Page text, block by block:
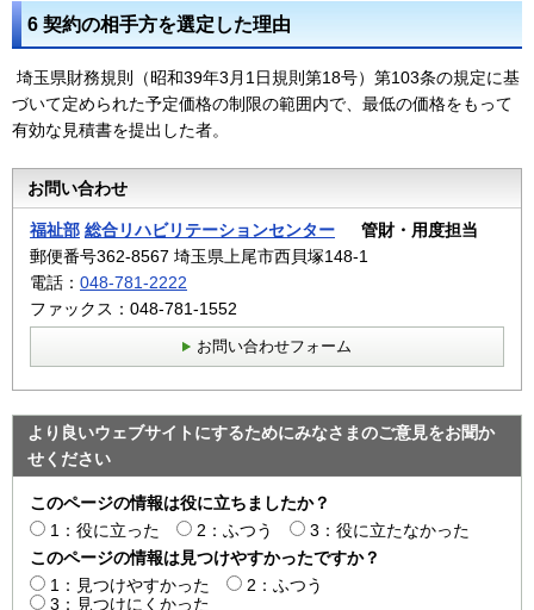
6 契約の相手方を選定した理由
埼玉県財務規則（昭和39年3月1日規則第18号）第103条の規定に基
づいて定められた予定価格の制限の範囲内で、最低の価格をもって
有効な見積書を提出した者。
お問い合わせ
福祉部 総合リハビリテーションセンター 管財・用度担当
郵便番号362-8567 埼玉県上尾市西貝塚148-1
電話： 048-781-2222
ファックス：048-781-1552
お問い合わせフォーム
より良いウェブサイトにするためにみなさまのご意見をお聞か
せください
このページの情報は役に立ちましたか？
1：役に立った
2：ふつう
3：役に立たなかった
このページの情報は見つけやすかったですか？
1：見つけやすかった
2：ふつう
3：見つけにくかった